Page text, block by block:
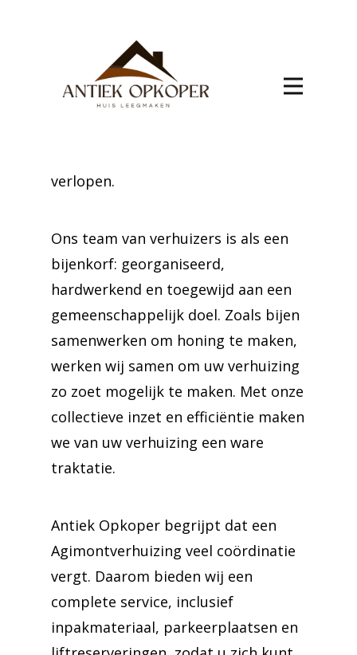
Een nieuwe start in Agimont begint
met een gestructureerde verhuizing.
Vertrouw op onze expertise om alles
verlopen.
Ons team van verhuizers is als een
bijenkorf: georganiseerd,
hardwerkend en toegewijd aan een
gemeenschappelijk doel. Zoals bijen
samenwerken om honing te maken,
werken wij samen om uw verhuizing
zo zoet mogelijk te maken. Met onze
collectieve inzet en efficiëntie maken
we van uw verhuizing een ware
traktatie.
Antiek Opkoper begrijpt dat een
Agimontverhuizing veel coördinatie
vergt. Daarom bieden wij een
complete service, inclusief
inpakmateriaal, parkeerplaatsen en